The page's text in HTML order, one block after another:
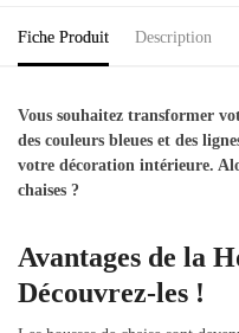
Fiche Produit Description
Vous souhaitez transformer
des couleurs bleues et des
votre décoration intérieure.
chaises ?
Avantages de la
Découvrez-les !